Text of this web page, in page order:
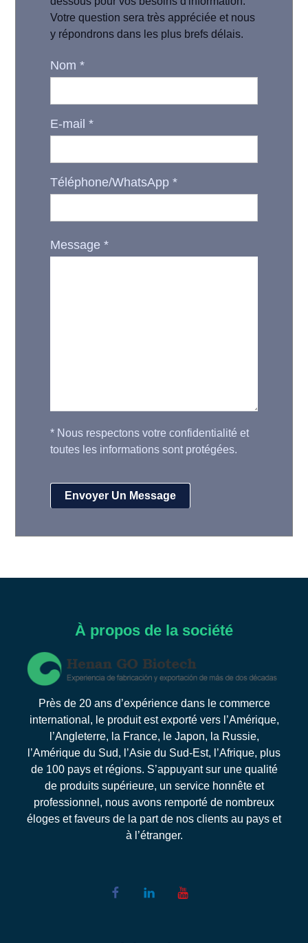
Votre question sera très appréciée et nous
y répondrons dans les plus brefs délais.
Nom*
E-mail*
Téléphone/WhatsApp*
Message*
* Nous respectons votre confidentialité et
toutes les informations sont protégées.
À propos de la société
Près de 20 ans d’expérience dans le commerce
international, le produit est exporté vers l’Amérique,
l’Angleterre, la France, le Japon, la Russie,
l’Amérique du Sud, l’Asie du Sud-Est, l’Afrique, plus
de 100 pays et régions. S’appuyant sur une qualité
de produits supérieure, un service honnête et
professionnel, nous avons remporté de nombreux
éloges et faveurs de la part de nos clients au pays et
à l’étranger.